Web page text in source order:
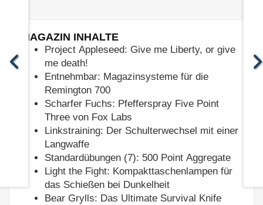
MAGAZIN INHALTE
Project Appleseed: Give me Liberty, or give
me death!
Entnehmbar: Magazinsysteme für die
Remington 700
Scharfer Fuchs: Pfefferspray Five Point
Three von Fox Labs
Linkstraining: Der Schulterwechsel mit einer
Langwaffe
Standardübungen (7): 500 Point Aggregate
Light the Fight: Kompakttaschenlampen für
das Schießen bei Dunkelheit
Bear Grylls: Das Ultimate Survival Knife